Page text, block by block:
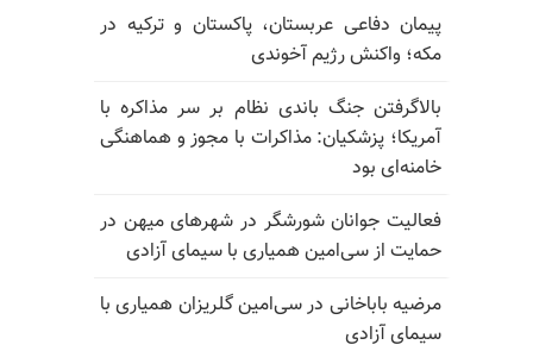
پیمان دفاعی عربستان، پاکستان و ترکیه در
مکه؛ واکنش رژیم آخوندی
بالا‌گرفتن جنگ باندی نظام بر سر مذاکره با
آمریکا؛ پزشکیان: مذاکرات با مجوز و هماهنگی
خامنه‌ای بود
فعالیت جوانان شورشگر در شهرهای میهن در
حمایت از سی‌امین همیاری با سیمای آزادی
مرضیه باباخانی در سی‌امین گلریزان همیاری با
سیمای آزادی